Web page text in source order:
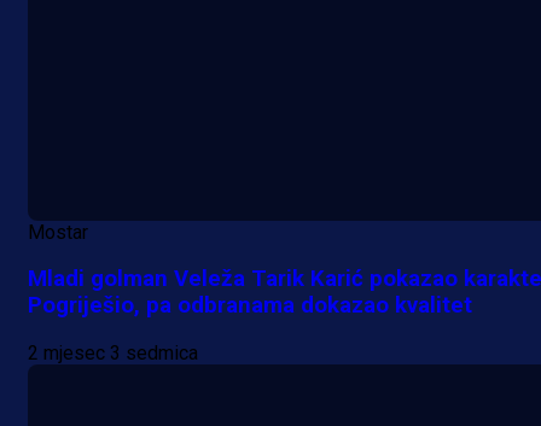
Mostar
Mladi golman Veleža Tarik Karić pokazao
Pogriješio, pa odbranama dokazao kvalitet
2 mjesec 3 sedmica